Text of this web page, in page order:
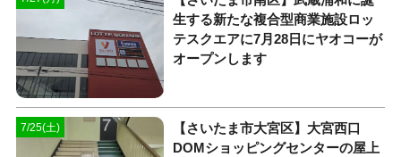
生する新たな複合型商業施設ロッ
テスクエアに7月28日にヤオコーが
オープンします
7/25(土)
【さいたま市大宮区】大宮西口
DOMショッピングセンターの屋上